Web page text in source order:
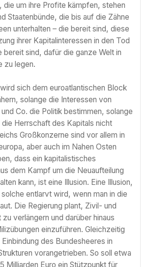
die um ihre Profite kämpfen, stehen
Staatenbünde, die bis auf die Zähne
unterhalten – die bereit sind, diese
ihrer Kapitalinteressen in den Tod
bereit sind, dafür die ganze Welt in
zu legen.
sich dem euroatlantischen Block
solange die Interessen von
Co. die Politik bestimmen, solange
die Herrschaft des Kapitals nicht
Großkonzerne sind vor allem in
aber auch im Nahen Osten
dass ein kapitalistisches
dem Kampf um die Neuaufteilung
kann, ist eine Illusion. Eine Illusion,
entlarvt wird, wenn man in die
Die Regierung plant, Zivil- und
verlängern und darüber hinaus
einzuführen. Gleichzeitig
des Bundesheeres in
vorangetrieben. So soll etwa
Milliarden Euro ein Stützpunkt für